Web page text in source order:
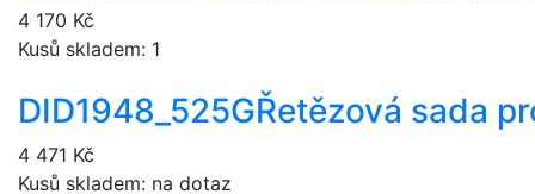
4 170 Kč
Kusů skladem: 1
DID1948_525GŘetězová sada
4 471 Kč
Kusů skladem: na dotaz